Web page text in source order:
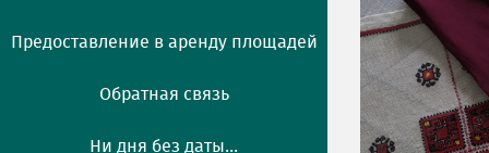
Предоставление в аренду площадей
Обратная связь
Ни дня без даты...